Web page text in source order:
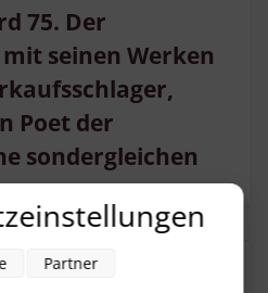
75. Der
seinen Werken
Poet der
sondergleichen
Partner